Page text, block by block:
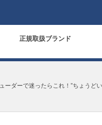
正規取扱ブランド
ーダーで迷ったらこれ！”ちょうど